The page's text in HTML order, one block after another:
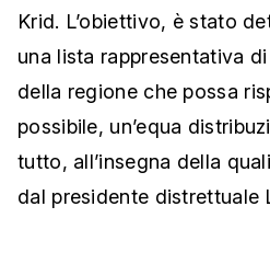
Krid. L’obiettivo, è stato
una lista rappresentativa
della regione che possa
possibile, un’equa
tutto, all’insegna della
dal presidente distrettuale